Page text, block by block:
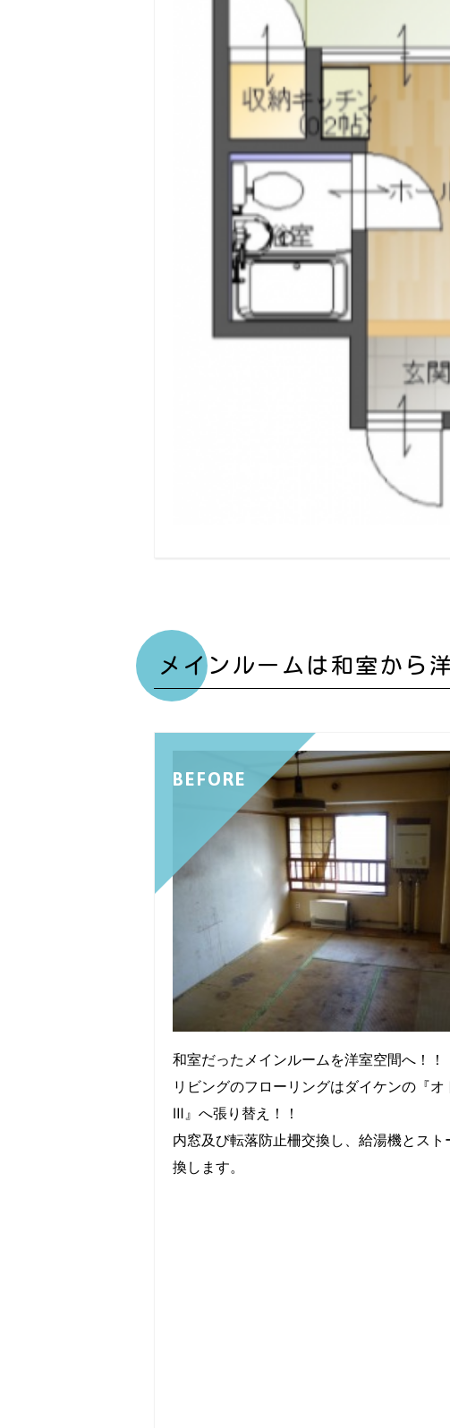
メインルームは和室から
BEFORE
和室だったメインルームを洋室空間へ！！
リビングのフローリングはダイケンの『オ
Ⅲ』へ張り替え！！
内窓及び転落防止柵交換し、給湯機とスト
換します。